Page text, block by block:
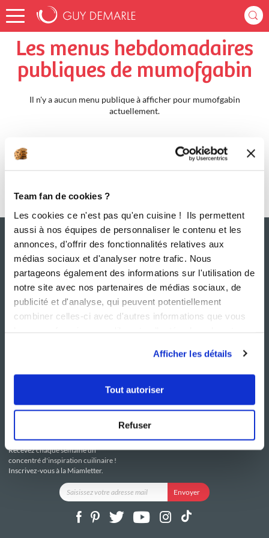
Team fan de cookies ?
Les cookies ce n'est pas qu'en cuisine ! Ils permettent
aussi à nos équipes de personnaliser le contenu et les
annonces, d'offrir des fonctionnalités relatives aux
médias sociaux et d'analyser notre trafic. Nous
partageons également des informations sur l'utilisation de
notre site avec nos partenaires de médias sociaux, de
publicité et d'analyse, qui peuvent potentiellement
combiner celles-ci avec d'autres informations que vous
Afficher les détails
Tout autoriser
Refuser
Accueil mumofgabin Menus Hebdomadaires
Les menus hebdomadaires
publiques de mumofgabin
Il n'y a aucun menu publique à afficher pour mumofgabin
actuellement.
Le Mag'
i-Cook'in
Contactez-nous
Mentions légales
Politique de confidentialité
Utilisation des Cookies
Recevez chaque semaine un
concentré d'inspiration cuilinaire !
Inscrivez-vous à la Miamletter.